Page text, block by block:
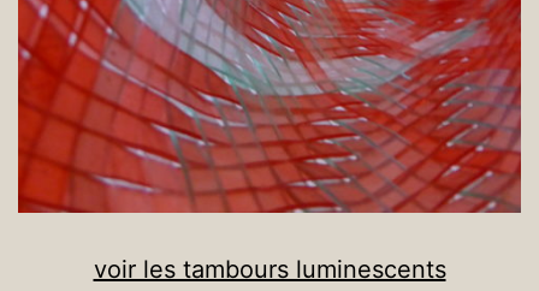
voir les tambours luminescents